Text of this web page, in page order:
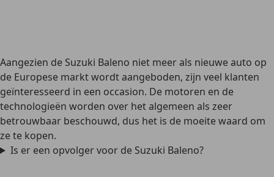
Aangezien de Suzuki Baleno niet meer als nieuwe auto op
de Europese markt wordt aangeboden, zijn veel klanten
geïnteresseerd in een occasion. De motoren en de
technologieën worden over het algemeen als zeer
betrouwbaar beschouwd, dus het is de moeite waard om
ze te kopen.
Is er een opvolger voor de Suzuki Baleno?